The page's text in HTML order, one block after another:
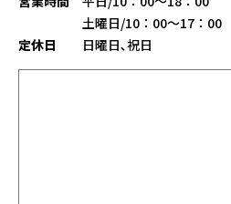
土曜日/10：00～17：00
定休日
日曜日､祝日